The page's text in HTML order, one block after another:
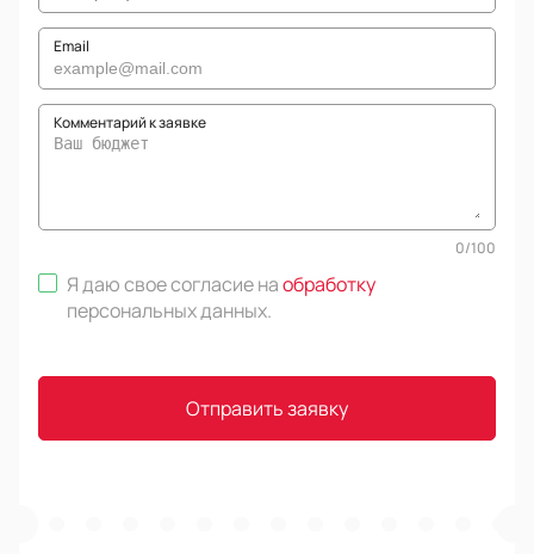
Email
Комментарий к заявке
0/100
Я даю свое согласие наобработку
персональных данных.
Отправить заявку